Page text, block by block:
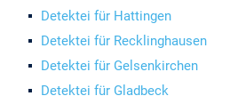
Detektei für Hattingen
Detektei für Recklinghausen
Detektei für Gelsenkirchen
Detektei für Gladbeck